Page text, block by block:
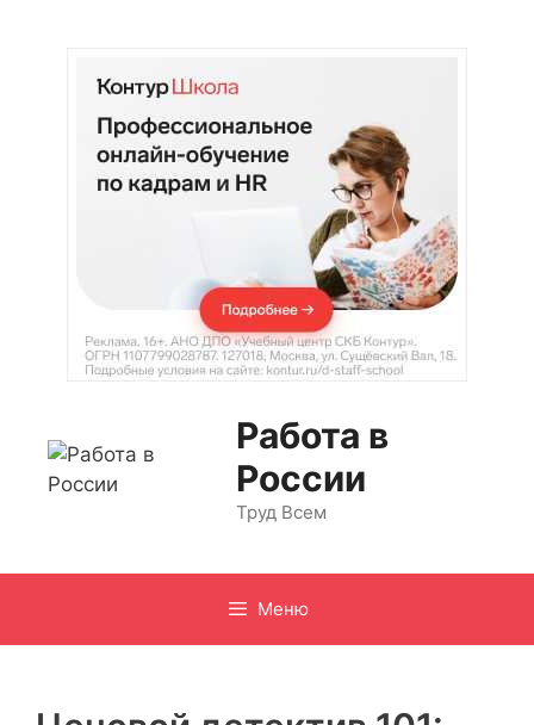
содержимому
Работа в
России
Труд Всем
Меню